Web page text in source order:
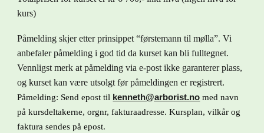
kurs)
Påmelding skjer etter prinsippet “førstemann til mølla”. Vi
anbefaler påmelding i god tid da kurset kan bli fulltegnet.
Vennligst merk at påmelding via e-post ikke garanterer plass,
og kurset kan være utsolgt før påmeldingen er registrert.
Påmelding: Send epost til kenneth@arborist.no med navn
på kursdeltakerne, orgnr, fakturaadresse. Kursplan, vilkår og
faktura sendes på epost.